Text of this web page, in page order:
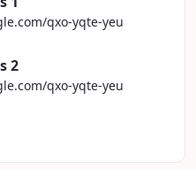
qxo-yqte-yeu
2
qxo-yqte-yeu